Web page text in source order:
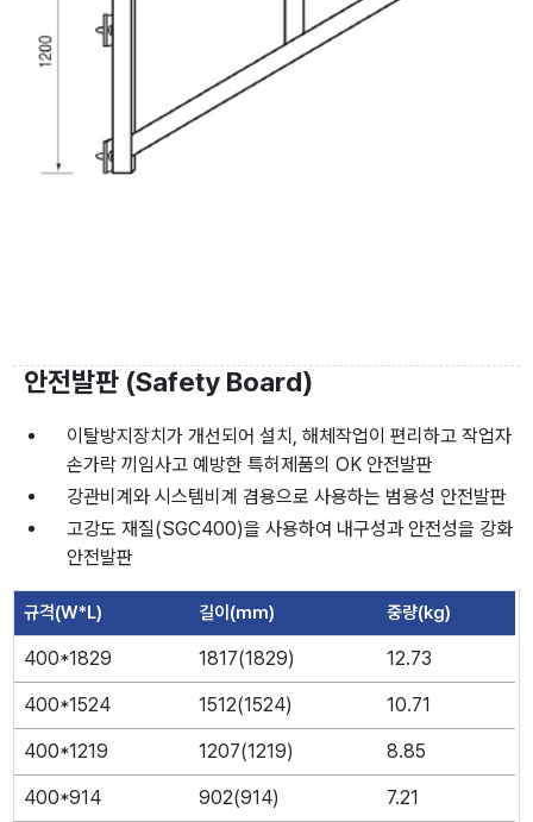
안전발판 (Safety Board)
이탈방지장치가 개선되어 설치, 해체작업이 편리하고 작업자
손가락 끼임사고 예방한 특허제품의 OK 안전발판
강관비계와 시스템비계 겸용으로 사용하는 범용성 안전발판
고강도 재질(SGC400)을 사용하여 내구성과 안전성을 강화
안전발판
규격(W*L) 길이(mm) 중량(kg)
400*1829 1817(1829) 12.73
400*1524 1512(1524) 10.71
400*1219 1207(1219) 8.85
400*914 902(914) 7.21